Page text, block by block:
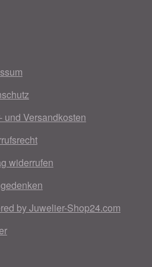
und Versandkosten
widerrufen
by Juwelier-Shop24.com